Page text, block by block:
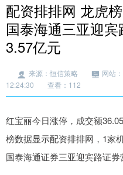
配资排排网 龙虎
国泰海通三亚迎
3.57亿元
来源：恒信策略 网站
12:24:30
查看：112
红宝丽今日涨停，成交额
榜数据显示配资排排网，1家
国泰海通证券三亚迎宾路证券